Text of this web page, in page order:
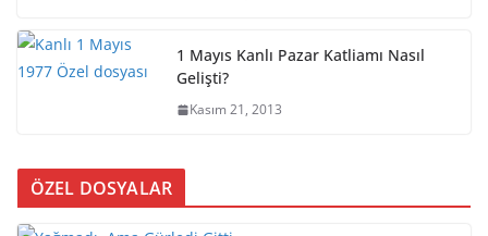
1 Mayıs Kanlı Pazar Katliamı Nasıl
Gelişti?
Kasım 21, 2013
ÖZEL DOSYALAR